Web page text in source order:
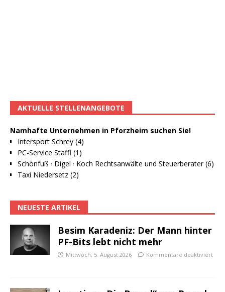
AKTUELLE STELLENANGEBOTE
Namhafte Unternehmen in Pforzheim suchen Sie!
Intersport Schrey (4)
PC-Service Staffl (1)
Schönfuß · Digel · Koch Rechtsanwälte und Steuerberater (6)
Taxi Niedersetz (2)
NEUESTE ARTIKEL
Besim Karadeniz: Der Mann hinter
PF-Bits lebt nicht mehr
Mittwoch, 5. August 2026 Kommentare deaktiviert